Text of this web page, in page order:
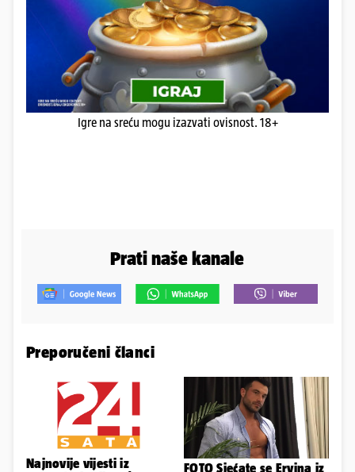
Igre na sreću mogu izazvati ovisnost. 18+
Prati naše kanale
Preporučeni članci
Najnovije vijesti iz
FOTO Sjećate se Ervina iz